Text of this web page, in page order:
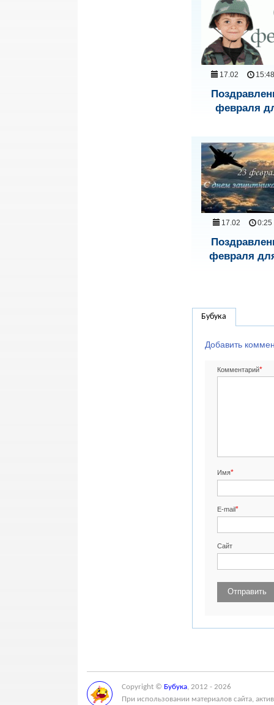
17.02 15:48
февраля
17.02 0:25
февраля
Бубука
Добавить
Комментарий*
Имя*
E-mail*
Сайт
Copyright © Бубука, 2012 - 2026
При использовании материалов сайта,